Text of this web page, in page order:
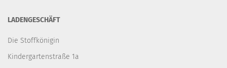
LADENGESCHÄFT
Die Stoffkönigin
Kindergartenstraße 1a